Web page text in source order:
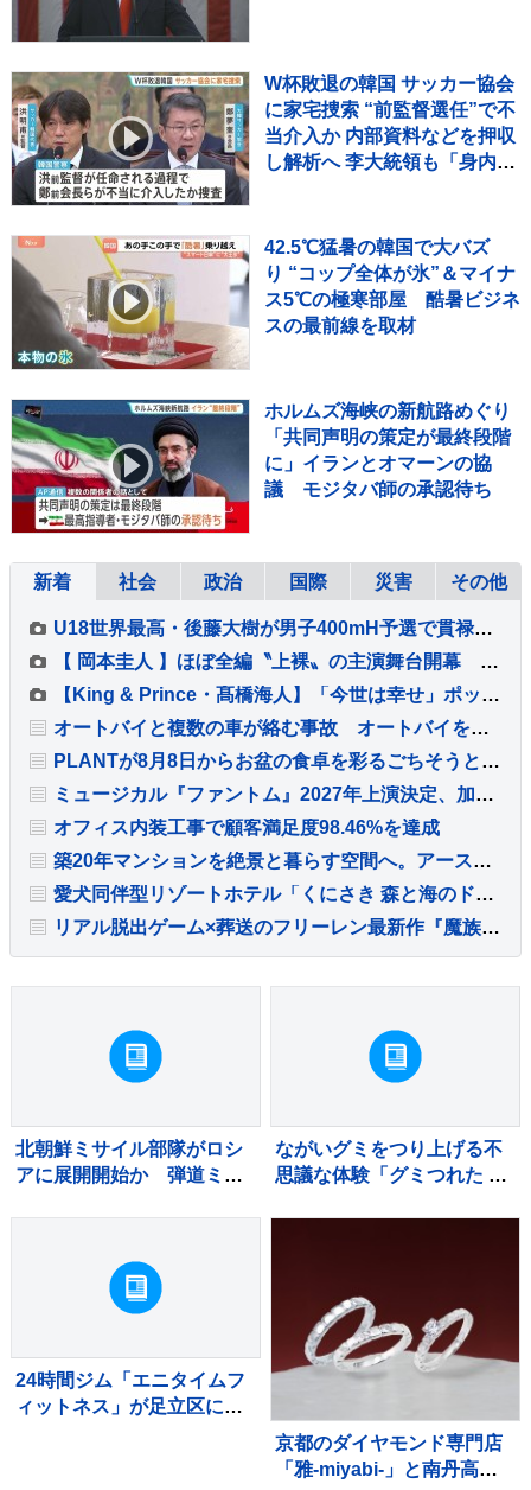
W杯敗退の韓国 サッカー協会
に家宅捜索 “前監督選任”で不
当介入か 内部資料などを押収
し解析へ 李大統領も「身内重
42.5℃猛暑の韓国で大バズ
り “コップ全体が氷”＆マイナ
ス5℃の極寒部屋 酷暑ビジネ
スの最前線を取材
ホルムズ海峡の新航路めぐり
「共同声明の策定が最終段階
に」イランとオマーンの協
議 モジタバ師の承認待ち
新着 社会 政治 国際 災害 その他
U18世界最高・後藤大樹が男子400mH予選で貫禄のレース、余力を残しながら組1位で準決勝進出【U20世界陸上】
【 岡本圭人 】ほぼ全編〝上裸〟の主演舞台開幕 父も過去〝裸〟に 「岡本家を裸にする演出家」を紹介
【King & Prince・髙橋海人】「今世は幸せ」ポップアップに「興奮」連発 「あり得ないことなんです」
オートバイと複数の車が絡む事故 オートバイを運転していた男性が死亡 現場から車が逃走か 死亡ひき逃げ事件とみて捜査 茨城・常総市
PLANTが8月8日からお盆の食卓を彩るごちそうと夏の福袋・福得カートを販売
ミュージカル『ファントム』2027年上演決定、加藤和樹・城田優ら出演
オフィス内装工事で顧客満足度98.46%を達成
築20年マンションを絶景と暮らす空間へ。アースが手掛けた全面リノベーション実例
愛犬同伴型リゾートホテル「くにさき 森と海のドッグリゾート」全客室に犬用浄軟水器を導入
リアル脱出ゲーム×葬送のフリーレン最新作『魔族潜む村からの脱出』開催決定
北朝鮮ミサイル部隊がロシ
アに展開開始か 弾道ミサ
ながいグミをつり上げる不
思議な体験「グミつれた ぶ
24時間ジム「エニタイムフ
ィットネス」が足立区に江
京都のダイヤモンド専門店
「雅-miyabi-」と南丹高校